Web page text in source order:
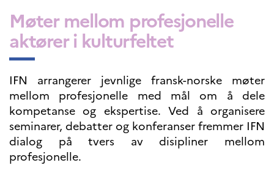
Språkassistenter
Samarbeidspartnere
Kurs for fransklærere
Pedagogiske ressurser
UNIVERSITETER
Høyere utdanning og
postdoktorstillinger
Studere i Frankrike
Møter mellom profesjonelle
aktører i kulturfeltet
IFN arrangerer jevnlige fransk-norske møter
mellom profesjonelle med mål om å dele
kompetanse og ekspertise. Ved å organisere
seminarer, debatter og konferanser fremmer IFN
dialog på tvers av disipliner mellom
profesjonelle.